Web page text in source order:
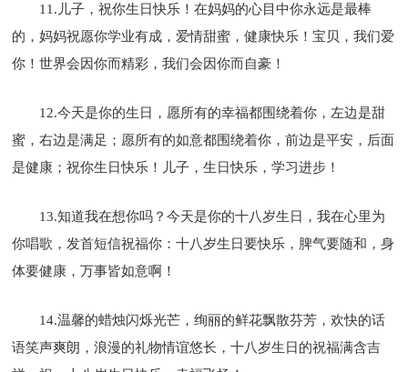
11.儿子，祝你生日快乐！在妈妈的心目中你永远是最棒
的，妈妈祝愿你学业有成，爱情甜蜜，健康快乐！宝贝，我们爱
你！世界会因你而精彩，我们会因你而自豪！
12.今天是你的生日，愿所有的幸福都围绕着你，左边是甜
蜜，右边是满足；愿所有的如意都围绕着你，前边是平安，后面
是健康；祝你生日快乐！儿子，生日快乐，学习进步！
13.知道我在想你吗？今天是你的十八岁生日，我在心里为
你唱歌，发首短信祝福你：十八岁生日要快乐，脾气要随和，身
体要健康，万事皆如意啊！
14.温馨的蜡烛闪烁光芒，绚丽的鲜花飘散芬芳，欢快的话
语笑声爽朗，浪漫的礼物情谊悠长，十八岁生日的祝福满含吉